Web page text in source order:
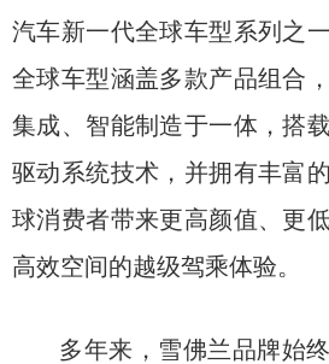
汽车新一代全球车型系列之
全球车型涵盖多款产品组合
集成、智能制造于一体，搭
驱动系统技术，并拥有丰富
球消费者带来更高颜值、更
高效空间的越级驾乘体验。
多年来，雪佛兰品牌始